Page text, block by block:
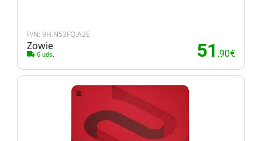
P/N: 9H.N53FQ.A2E
Zowie
6 uds. 51 .90€